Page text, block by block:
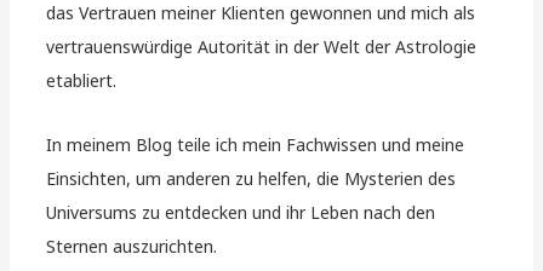
das Vertrauen meiner Klienten gewonnen und mich als
vertrauenswürdige Autorität in der Welt der Astrologie
etabliert.
In meinem Blog teile ich mein Fachwissen und meine
Einsichten, um anderen zu helfen, die Mysterien des
Universums zu entdecken und ihr Leben nach den
Sternen auszurichten.